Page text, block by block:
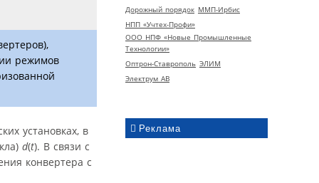
Дорожный порядок ММП-Ирбис
НПП «Учтех-Профи»
ООО НПФ «Новые Промышленные
Технологии»
Оптрон-Ставрополь ЭЛИМ
Электрум АВ
Реклама
режимов
установках, в
d(t). В связи с
конвертера с